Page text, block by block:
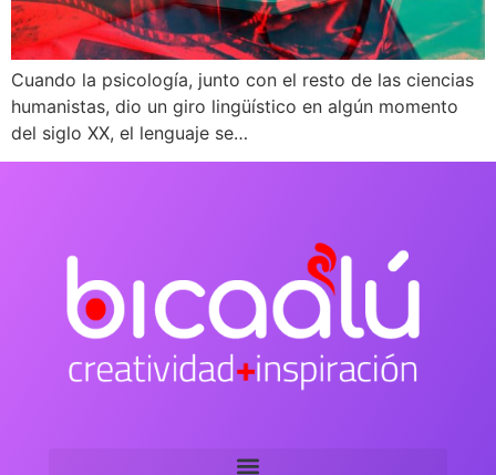
Cuando la psicología, junto con el resto de las ciencias
humanistas, dio un giro lingüístico en algún momento
del siglo XX, el lenguaje se…